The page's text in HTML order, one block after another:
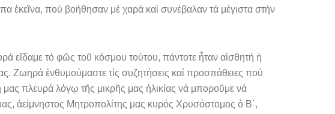
ἐκεῖ­να, πού βοήθησαν μέ χαρά καί συνέβαλαν τά μέγιστα στήν
εἴδαμε τό φῶς τοῦ κόσμου τούτου, πάντοτε ἦταν αἰσθητή ἡ
Ζωηρά ἐνθυμούμαστε τίς συζητήσεις καί προσπάθειες πού
πλευ­ρά λόγῳ τῆς μικρῆς μας ἡλικίας νά μποροῦμε νά
ἀείμνηστος Μητροπολίτης μας κυρός Χρυσόστομος ὁ Β΄,